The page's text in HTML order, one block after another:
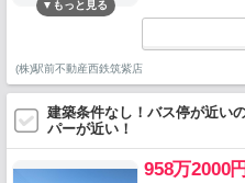
(株)駅前不動産西鉄筑紫店
建築条件なし！バス停が近い
パーが近い！
958万2000